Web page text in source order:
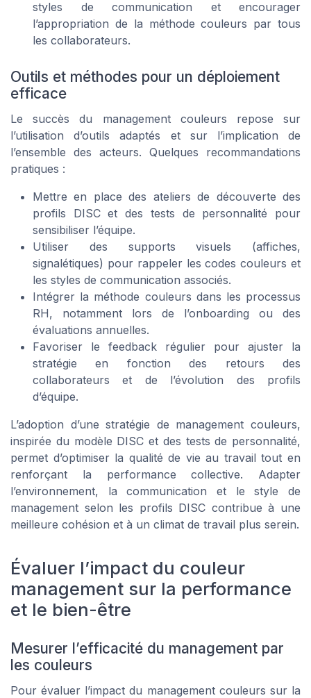
styles de communication et encourager
l’appropriation de la méthode couleurs par tous
les collaborateurs.
Outils et méthodes pour un déploiement
efficace
Le succès du management couleurs repose sur
l’utilisation d’outils adaptés et sur l’implication de
l’ensemble des acteurs. Quelques recommandations
pratiques :
Mettre en place des ateliers de découverte des
profils DISC et des tests de personnalité pour
sensibiliser l’équipe.
Utiliser des supports visuels (affiches,
signalétiques) pour rappeler les codes couleurs et
les styles de communication associés.
Intégrer la méthode couleurs dans les processus
RH, notamment lors de l’onboarding ou des
évaluations annuelles.
Favoriser le feedback régulier pour ajuster la
stratégie en fonction des retours des
collaborateurs et de l’évolution des profils
d’équipe.
L’adoption d’une stratégie de management couleurs,
inspirée du modèle DISC et des tests de personnalité,
permet d’optimiser la qualité de vie au travail tout en
renforçant la performance collective. Adapter
l’environnement, la communication et le style de
management selon les profils DISC contribue à une
meilleure cohésion et à un climat de travail plus serein.
Évaluer l’impact du couleur
management sur la performance
et le bien-être
Mesurer l’efficacité du management par
les couleurs
Pour évaluer l’impact du management couleurs sur la